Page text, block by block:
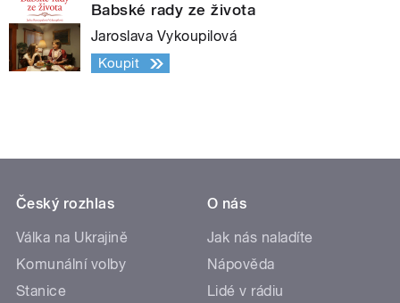
Babské rady ze života
Jaroslava Vykoupilová
Koupit
Český rozhlas
Válka na Ukrajině
Komunální volby
Stanice
O nás
Jak nás naladíte
Nápověda
Lidé v rádiu